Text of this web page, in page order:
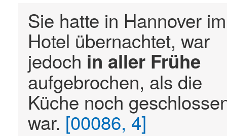
Sie hatte in Hannover im
Hotel übernachtet, war
jedoch in aller Frühe
aufgebrochen, als die
Küche noch
war. [00086, 4]